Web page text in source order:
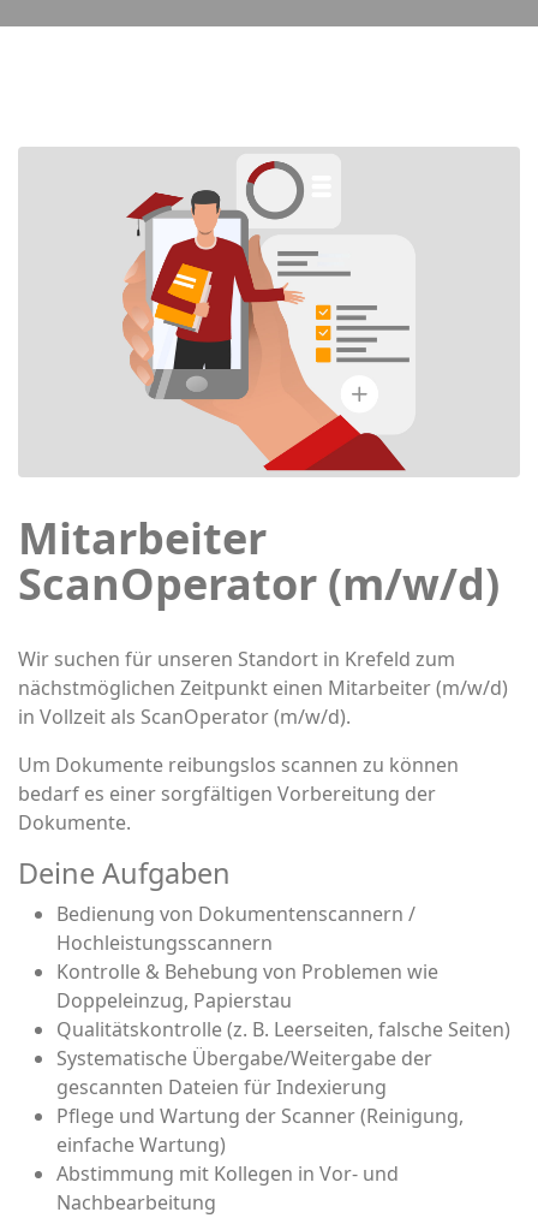
Mitarbeiter
ScanOperator (m/w/d)
Wir suchen für unseren Standort in Krefeld zum
nächstmöglichen Zeitpunkt einen Mitarbeiter (m/w/d)
in Vollzeit als ScanOperator (m/w/d).
Um Dokumente reibungslos scannen zu können
bedarf es einer sorgfältigen Vorbereitung der
Dokumente.
Deine Aufgaben
Bedienung von Dokumentenscannern /
Hochleistungsscannern
Kontrolle & Behebung von Problemen wie
Doppeleinzug, Papierstau
Qualitätskontrolle (z. B. Leerseiten, falsche Seiten)
Systematische Übergabe/Weitergabe der
gescannten Dateien für Indexierung
Pflege und Wartung der Scanner (Reinigung,
einfache Wartung)
Abstimmung mit Kollegen in Vor- und
Nachbearbeitung